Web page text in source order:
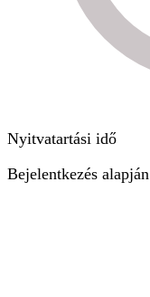
Nyitvatartási idő
Bejelentkezés alapján